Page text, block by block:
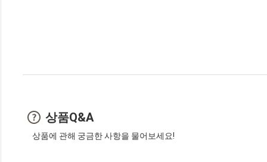
상품Q&A
상품에 관해 궁금한 사항을 물어보세요!